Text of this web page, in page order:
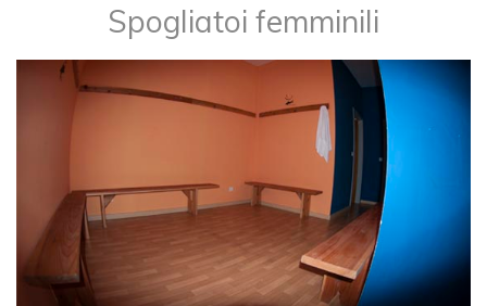
Spogliatoi femminili